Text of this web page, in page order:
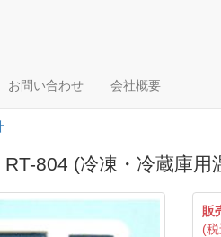
お問い合わせ 会社概要
804 (冷凍・冷蔵庫用
販
(